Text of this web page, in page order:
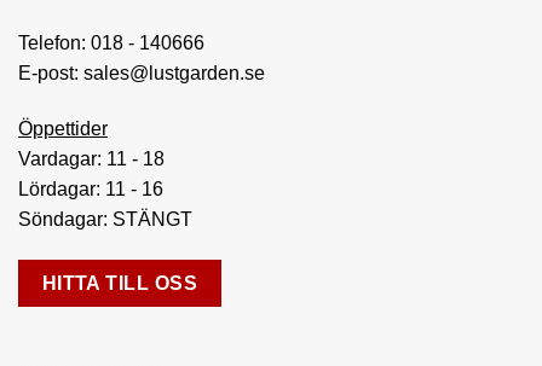
Telefon: 018 - 140666
E-post: sales@lustgarden.se
Öppettider
Vardagar: 11 - 18
Lördagar: 11 - 16
Söndagar: STÄNGT
HITTA TILL OSS